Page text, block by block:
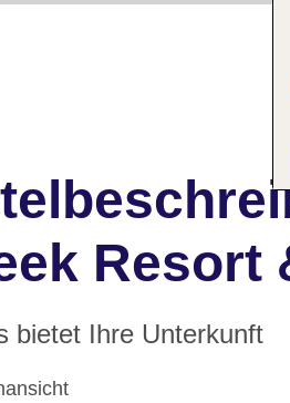
Resort
bietet Ihre Unterkunft